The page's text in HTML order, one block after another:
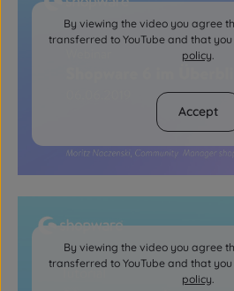
By viewing the video you agree
transferred to YouTube and that
policy.
Accept
By viewing the video you agree
transferred to YouTube and that
policy.